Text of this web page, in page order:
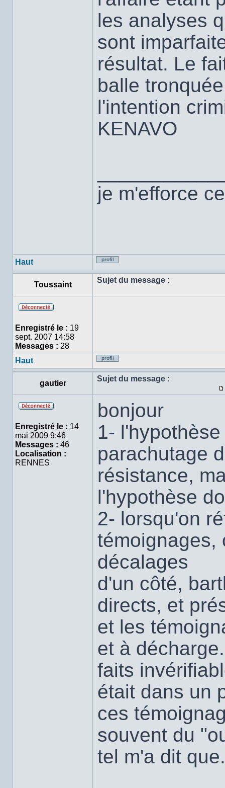
les analyses
sont
résultat. Le
balle
l'intention
KENAVO
je m'efforce
Haut
Profil
Toussaint
Sujet du message :
ligne
Enregistré le : 19
sept. 2007 14:58
Messages : 28
Haut
Profil
gautier
Sujet du message :
ligne
Enregistré le : 14
mai 2009 9:46
Messages : 46
Localisation :
RENNES
bonjour
1-
parachutage
résistance,
l'hypothèse
2- lorsqu'on
témoignages,
décalages
d'un côté,
directs, et
et les
et à
faits
était dans un
ces
souvent du
tel m'a dit